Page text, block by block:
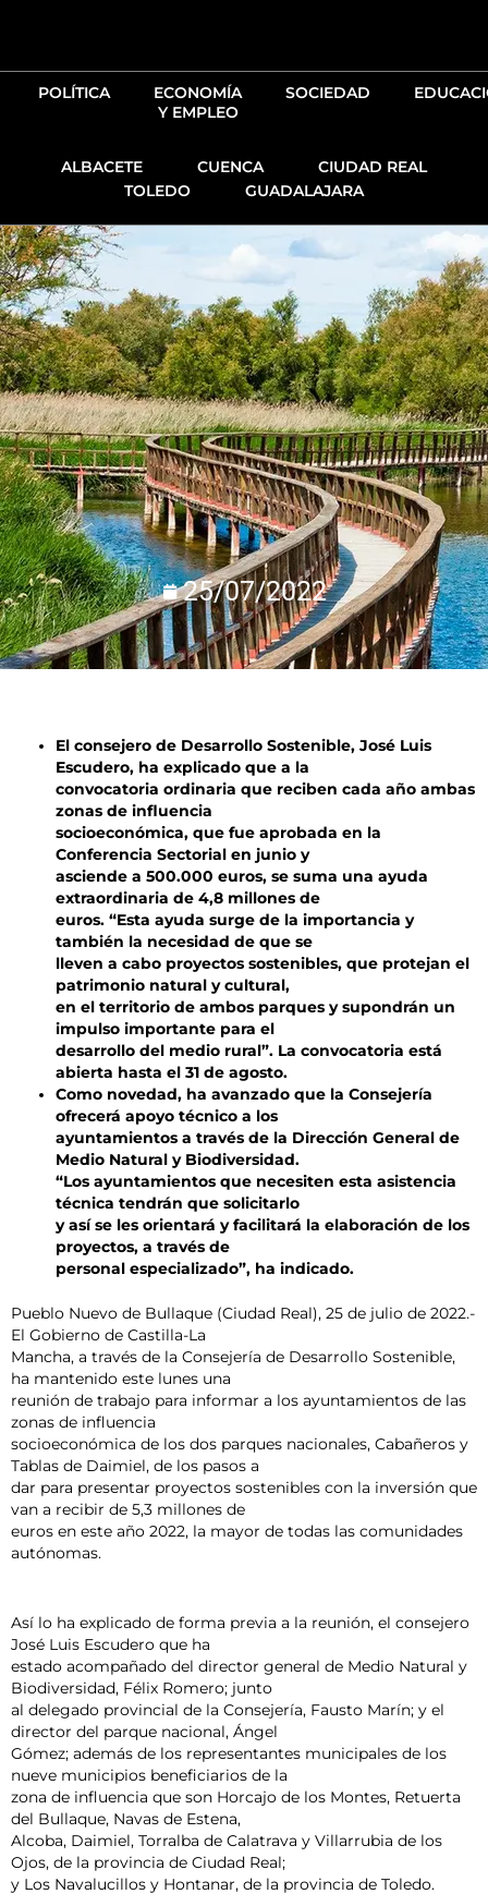
POLÍTICA
ECONOMÍA
Y EMPLEO
SOCIEDAD
ALBACETE CUENCA
CIUDAD REAL
TOLEDO
GUADALAJARA
25/07/2022
El consejero de Desarrollo Sostenible, José Luis
Escudero, ha explicado que a la
convocatoria ordinaria que reciben cada año ambas
zonas de influencia
socioeconómica, que fue aprobada en la
Conferencia Sectorial en junio y
asciende a 500.000 euros, se suma una ayuda
extraordinaria de 4,8 millones de
euros. “Esta ayuda surge de la importancia y
también la necesidad de que se
lleven a cabo proyectos sostenibles, que protejan el
patrimonio natural y cultural,
en el territorio de ambos parques y supondrán un
impulso importante para el
desarrollo del medio rural”. La convocatoria está
abierta hasta el 31 de agosto.
Como novedad, ha avanzado que la Consejería
ofrecerá apoyo técnico a los
ayuntamientos a través de la Dirección General de
Medio Natural y Biodiversidad.
“Los ayuntamientos que necesiten esta asistencia
técnica tendrán que solicitarlo
y así se les orientará y facilitará la elaboración de los
proyectos, a través de
personal especializado”, ha indicado.
Pueblo Nuevo de Bullaque (Ciudad Real), 25 de julio de 2022.-
El Gobierno de Castilla-La
Mancha, a través de la Consejería de Desarrollo Sostenible,
ha mantenido este lunes una
reunión de trabajo para informar a los ayuntamientos de las
zonas de influencia
socioeconómica de los dos parques nacionales, Cabañeros y
Tablas de Daimiel, de los pasos a
dar para presentar proyectos sostenibles con la inversión que
van a recibir de 5,3 millones de
euros en este año 2022, la mayor de todas las comunidades
autónomas.
Así lo ha explicado de forma previa a la reunión, el consejero
José Luis Escudero que ha
estado acompañado del director general de Medio Natural y
Biodiversidad, Félix Romero; junto
al delegado provincial de la Consejería, Fausto Marín; y el
director del parque nacional, Ángel
Gómez; además de los representantes municipales de los
nueve municipios beneficiarios de la
zona de influencia que son Horcajo de los Montes, Retuerta
del Bullaque, Navas de Estena,
Alcoba, Daimiel, Torralba de Calatrava y Villarrubia de los
Ojos, de la provincia de Ciudad Real;
y Los Navalucillos y Hontanar, de la provincia de Toledo.